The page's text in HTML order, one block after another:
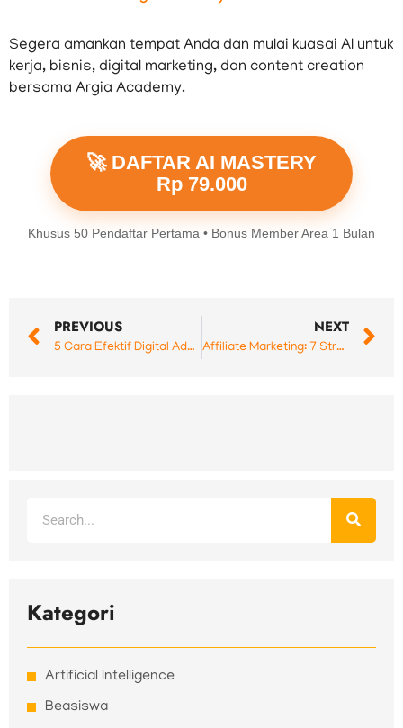
Segera amankan tempat Anda dan mulai kuasai AI untuk
kerja, bisnis, digital marketing, dan content creation
bersama Argia Academy.
🚀 DAFTAR AI MASTERY
Rp 79.000
Khusus 50 Pendaftar Pertama • Bonus Member Area 1 Bulan
PREVIOUS
5 Cara Efektif Digital Advertising dalam Digital Marketing untuk Menjangkau Target Pasar
NEXT
Affiliate Marketing: 7 Strategi Digital Marketing Paling Menguntungkan yang Wajib Anda Coba
Kategori
Artificial Intelligence
Beasiswa